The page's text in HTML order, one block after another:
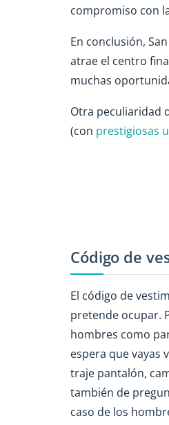
compromiso con
En conclusión,
atrae el centro
muchas
Otra peculiaridad
(con prestigiosas
Código de
El código de
pretende ocupar.
hombres como
espera que vayas
traje pantalón,
también de
caso de los